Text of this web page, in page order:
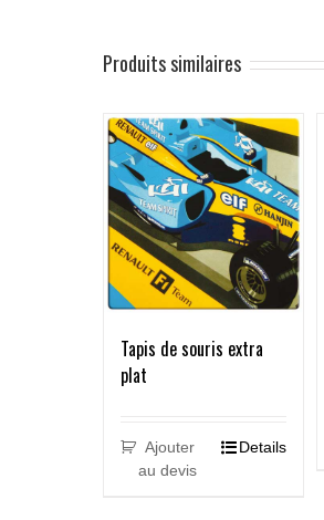
Produits similaires
Tapis de souris extra
plat
Ajouter
au devis
Details